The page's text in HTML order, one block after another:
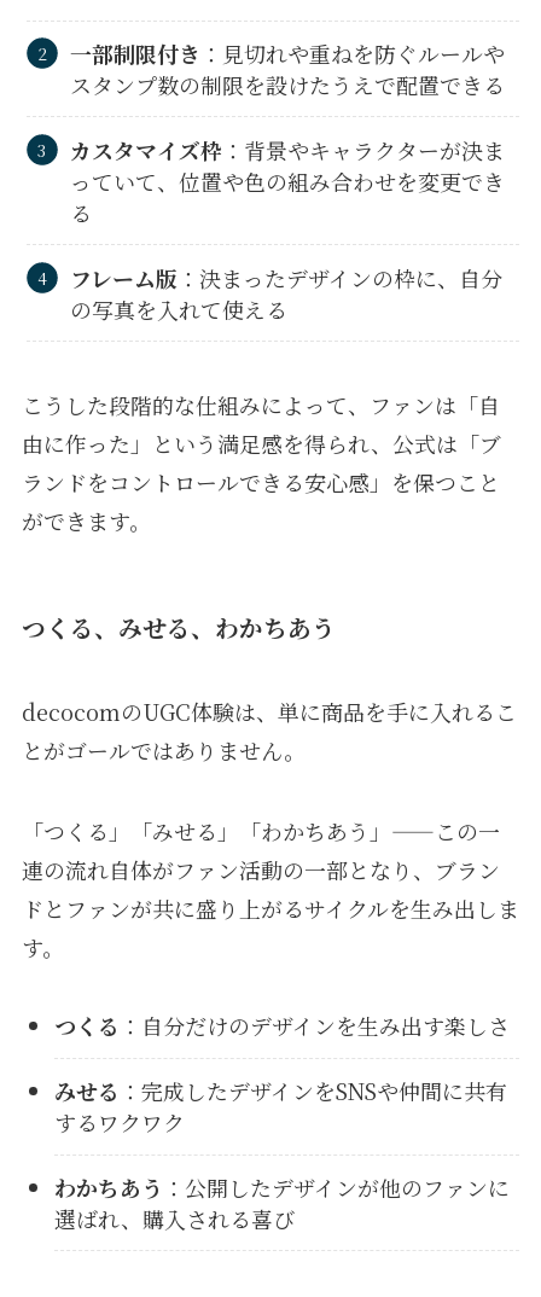
一部制限付き ：見切れや重ねを防ぐルールや
スタンプ数の制限を設けたうえで配置できる
カスタマイズ枠 ：背景やキャラクターが決ま
っていて、位置や色の組み合わせを変更でき
る
フレーム版 ：決まったデザインの枠に、自分
の写真を入れて使える
こうした段階的な仕組みによって、ファンは「自
由に作った」という満足感を得られ、公式は「ブ
ランドをコントロールできる安心感」を保つこと
ができます。
つくる、みせる、わかちあう
decocomのUGC体験は、単に商品を手に入れるこ
とがゴールではありません。
「つくる」「みせる」「わかちあう」——この一
連の流れ自体がファン活動の一部となり、ブラン
ドとファンが共に盛り上がるサイクルを生み出しま
す。
つくる ：自分だけのデザインを生み出す楽しさ
みせる ：完成したデザインをSNSや仲間に共有
するワクワク
わかちあう ：公開したデザインが他のファンに
選ばれ、購入される喜び